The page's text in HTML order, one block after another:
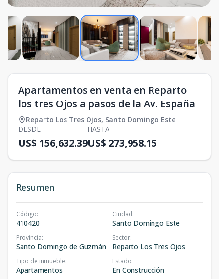
Apartamentos en venta en Reparto
los tres Ojos a pasos de la Av. España
Reparto Los Tres Ojos, Santo Domingo Este
DESDE
US$ 156,632.39
HASTA
US$ 273,958.15
Resumen
Código:
410420
Ciudad:
Santo Domingo Este
Provincia:
Santo Domingo de Guzmán
Sector:
Reparto Los Tres Ojos
Tipo de inmueble:
Apartamentos
Estado:
En Construcción